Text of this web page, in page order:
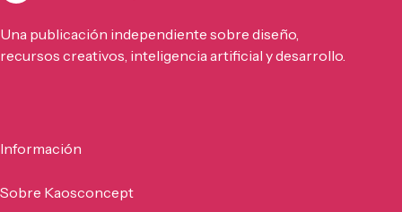
Una publicación independiente sobre diseño,
recursos creativos, inteligencia artificial y desarrollo.
Información
Sobre Kaosconcept